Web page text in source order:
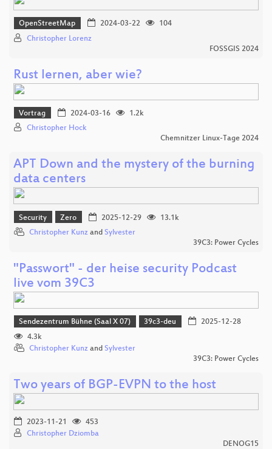
OpenStreetMap 2024-03-22
104
Christopher Lorenz
FOSSGIS 2024
Rust lernen, aber wie?
Vortrag 2024-03-16
1.2k
Christopher Hock
Chemnitzer Linux-Tage 2024
APT Down and the mystery of the burning
data centers
Security Zero 2025-12-29
13.1k
Christopher Kunz and Sylvester
39C3: Power Cycles
"Passwort" - der heise security Podcast
live vom 39C3
Sendezentrum Bühne (Saal X 07) 39c3-deu
2025-12-28
4.3k
Christopher Kunz and Sylvester
39C3: Power Cycles
Two years of BGP-EVPN to the host
2023-11-21
453
Christopher Dziomba
DENOG15